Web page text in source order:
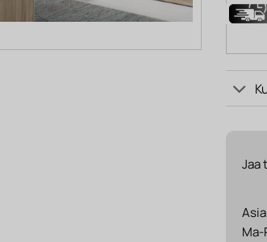
Jaa
Ma-